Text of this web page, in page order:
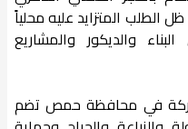
الطلب المتزايد عليه محلياً
والديكور والمشاريع
في محافظة حمص تضم